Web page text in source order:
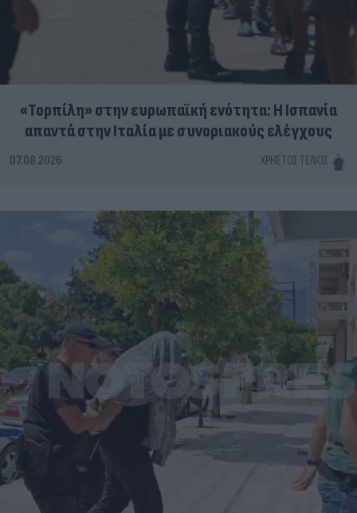
«Τορπίλη» στην ευρωπαϊκή ενότητα: Η Ισπανία
απαντά στην Ιταλία με συνοριακούς ελέγχους
07.08.2026 ΧΡΉΣΤΟΣ ΤΈΛΙΟΣ